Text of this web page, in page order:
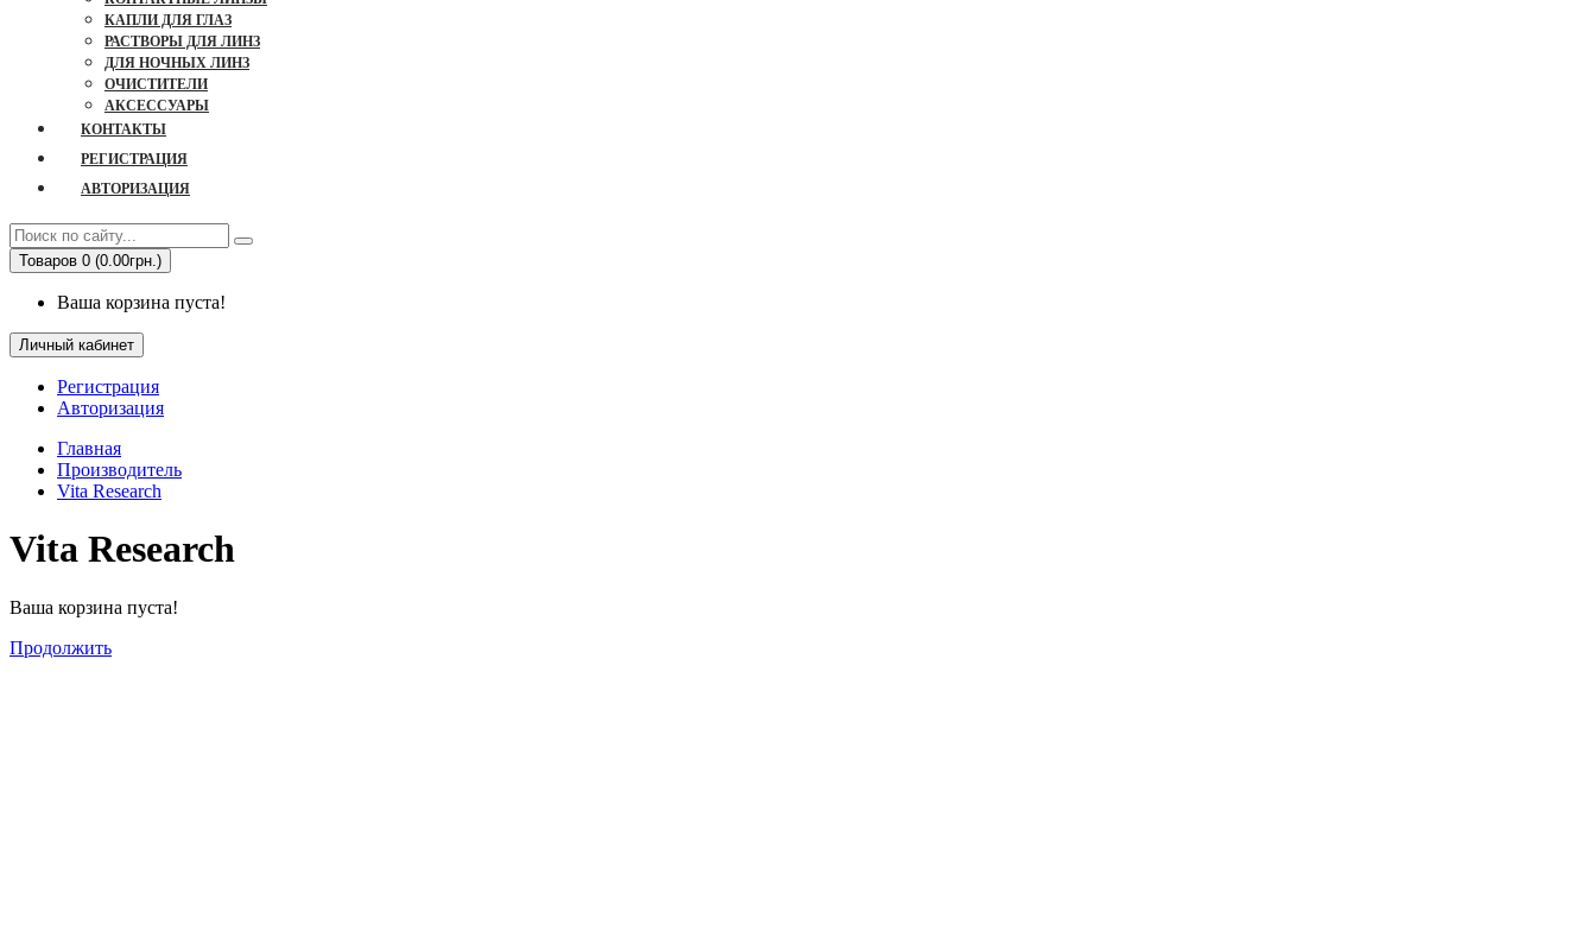
КАПЛИ ДЛЯ ГЛАЗ
РАСТВОРЫ ДЛЯ ЛИНЗ
ДЛЯ НОЧНЫХ ЛИНЗ
ОЧИСТИТЕЛИ
АКСЕССУАРЫ
КОНТАКТЫ
РЕГИСТРАЦИЯ
АВТОРИЗАЦИЯ
Товаров 0 (0.00грн.)
Ваша корзина пуста!
Личный кабинет
Регистрация
Авторизация
Главная
Производитель
Vita Research
Vita Research
Ваша корзина пуста!
Продолжить